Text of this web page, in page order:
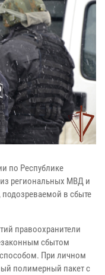
по Республике
региональных МВД и
в сбыте
правоохранители
сбытом
При личном
полимерный пакет с